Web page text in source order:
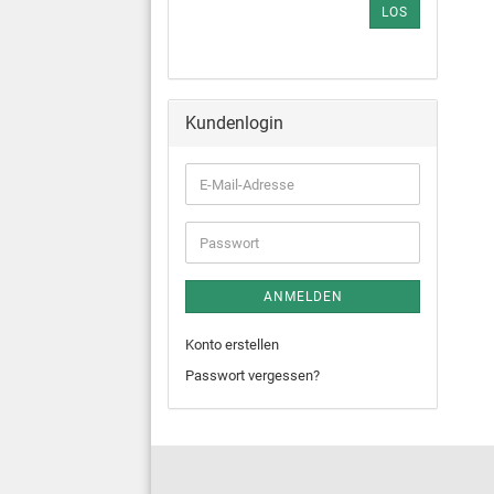
LOS
Kundenlogin
ANMELDEN
Konto erstellen
Passwort vergessen?